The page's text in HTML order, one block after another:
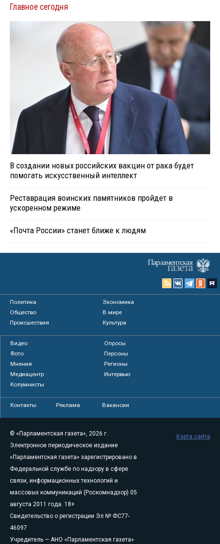
Главное сегодня
В создании новых российских вакцин от рака будет
помогать искусственный интеллект
Реставрация воинских памятников пройдет в
ускоренном режиме
«Почта России» станет ближе к людям
Политика
Экономика
Общество
В мире
Происшествия
Культура
Видео
Опросы
Фото
Персоны
Мнения
Регионы
Медиацентр
Интервью
Колумнисты
Контакты Реклама Вакансии
© «Парламентская газета», 2026 г.
Электронное периодическое издание
«Парламентская газета» зарегистрировано в
Федеральной службе по надзору в сфере
связи, информационных технологий и
массовых коммуникаций (Роскомнадзор) 05
августа 2011 года. 18+
Свидетельство о регистрации Эл № ФС77-
46097
Учредитель — АНО «Парламентская газета»
Карта сайта